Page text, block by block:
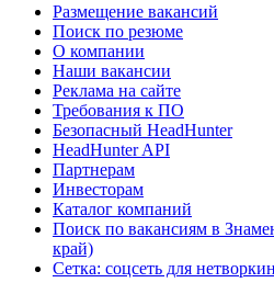
Размещение вакансий
Поиск по резюме
О компании
Наши вакансии
Реклама на сайте
Требования к ПО
Безопасный HeadHunter
HeadHunter API
Партнерам
Инвесторам
Каталог компаний
Поиск по вакансиям в
край)
Сетка: соцсеть для